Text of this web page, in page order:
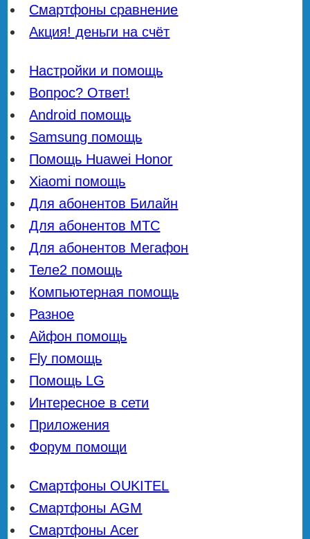
Смартфоны сравнение
Акция! деньги на счёт
Настройки и помощь
Вопрос? Ответ!
Android помощь
Samsung помощь
Помощь Huawei Honor
Xiaomi помощь
Для абонентов Билайн
Для абонентов МТС
Для абонентов Мегафон
Теле2 помощь
Компьютерная помощь
Разное
Айфон помощь
Fly помощь
Помощь LG
Интересное в сети
Приложения
Форум помощи
Смартфоны OUKITEL
Смартфоны AGM
Смартфоны Acer